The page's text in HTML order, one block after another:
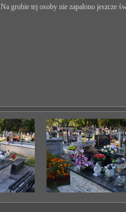
Na grobie tej osoby nie zapalono jeszcze